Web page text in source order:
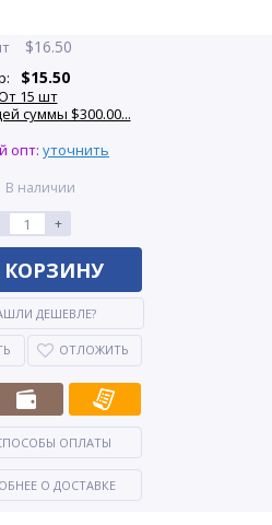
$16.50
$15.50
15 шт
суммы $300.00...
опт: уточнить
В наличии
+
КОРЗИНУ
ДЕШЕВЛЕ?
ОТЛОЖИТЬ
ОПЛАТЫ
О ДОСТАВКЕ